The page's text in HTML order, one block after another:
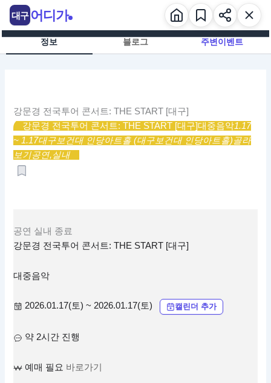
츠
정보 블로그 주변이벤트
강문경 전국투어 콘서트: THE START [대구]
강문경 전국투어 콘서트: THE START [대구]대중음악1.17
~ 1.17대구보건대 인당아트홀 (대구보건대 인당아트홀)골라
보기공연,실내
공연 실내 종료
강문경 전국투어 콘서트: THE START [대구]
대중음악
2026.01.17(토) ~ 2026.01.17(토) 캘린더 추가
약 2시간 진행
예매 필요 바로가기
대구 어디가